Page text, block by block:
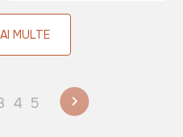
MULTE
4 5